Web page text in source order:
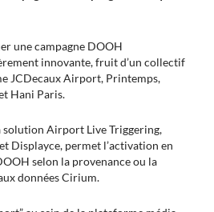
une campagne DOOH
innovante, fruit d’un collectif
JCDecaux Airport, Printemps,
Hani Paris.
Airport Live Triggering,
Displayce, permet l’activation en
selon la provenance ou la
données Cirium.